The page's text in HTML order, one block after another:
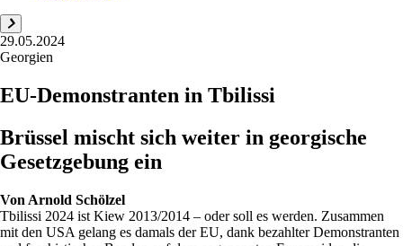
29.05.2024
Georgien
EU-Demonstranten in Tbilissi
Brüssel mischt sich weiter in georgische
Gesetzgebung ein
Von Arnold Schölzel
Tbilissi 2024 ist Kiew 2013/2014 – oder soll es werden. Zusammen
mit den USA gelang es damals der EU, dank bezahlter Demonstranten